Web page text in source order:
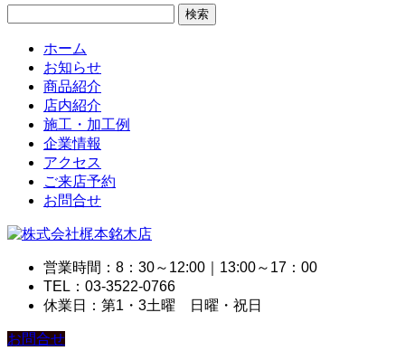
ホーム
お知らせ
商品紹介
店内紹介
施工・加工例
企業情報
アクセス
ご来店予約
お問合せ
営業時間：8：30～12:00｜13:00～17：00
TEL：03-3522-0766
休業日：第1・3土曜 日曜・祝日
お問合せ